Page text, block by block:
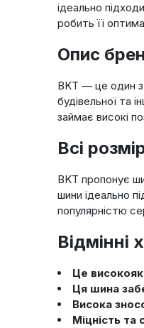
ідеально
робить її
Опис
BKT — це один з
будівельної та
займає високі
Всі
BKT пропонує
шини ідеально
популярністю
Це
Ця шина
Висока
Міцність та